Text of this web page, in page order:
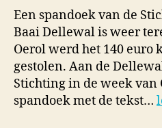
Een spandoek van de
Baai Dellewal is weer
Oerol werd het 140 euro
gestolen. Aan de
Stichting in de week van
spandoek met de tekst…